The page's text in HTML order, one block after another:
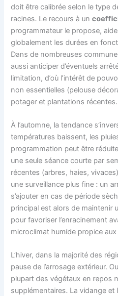
doit être calibrée selon le type
racines. Le recours à un
programmateur le propose,
globalement les durées en
Dans de nombreuses
aussi anticiper d’éventuels
limitation, d’où l’intérêt de
non essentielles (pelouse
potager et plantations récentes.
À l’automne, la tendance
températures baissent, les
programmation peut être
une seule séance courte par
récentes (arbres, haies,
une surveillance plus fine : un
s’ajouter en cas de période
principal est alors de maintenir
pour favoriser l’enracinement
microclimat humide propice aux
L’hiver, dans la majorité des
pause de l’arrosage extérieur.
plupart des végétaux en repos
supplémentaires. La vidange et